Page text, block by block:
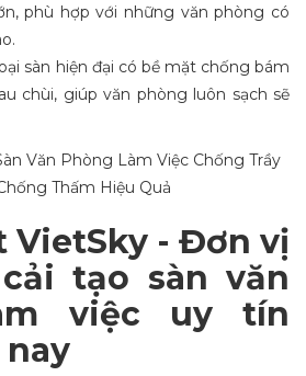
phù hợp với những văn phòng có
sàn hiện đại có bề mặt chống bám
chùi, giúp văn phòng luôn sạch sẽ
VietSky - Đơn vị
tạo sàn văn
việc uy tín